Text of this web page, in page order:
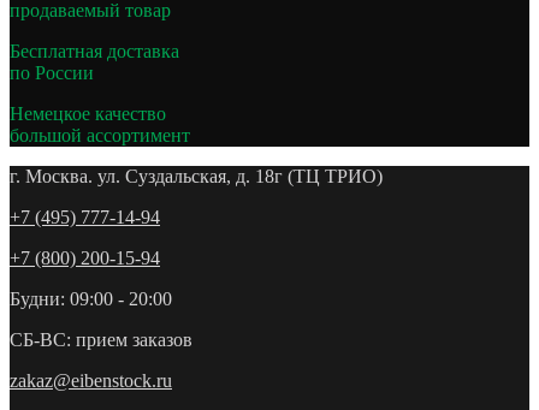
продаваемый товар
Бесплатная доставка
по России
Немецкое качество
большой ассортимент
г. Москва. ул. Суздальская, д. 18г (ТЦ ТРИО)
+7 (495) 777-14-94
+7 (800) 200-15-94
Будни: 09:00 - 20:00
СБ-ВС: прием заказов
zakaz@eibenstock.ru